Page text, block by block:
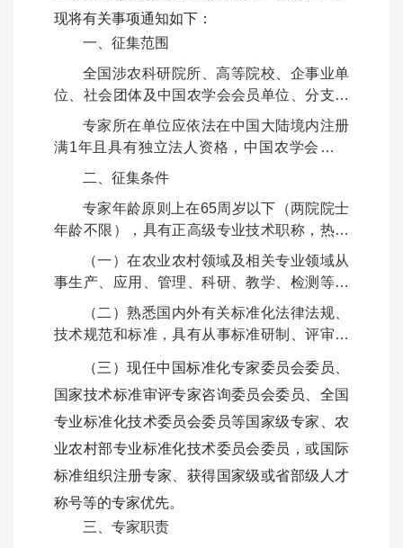
现将有关事项通知如下：
一、征集范围
全国涉农科研院所、高等院校、企事业单
位、社会团体及中国农学会会员单位、分支机
构等的专业人才，以及标准化领域的技术人
员、管理人员、研究人员。
专家所在单位应依法在中国大陆境内注册
满1年且具有独立法人资格，中国农学会分支
机构可通过其挂靠单位进行申报。
二、征集条件
专家年龄原则上在65周岁以下（两院院士
年龄不限），具有正高级专业技术职称，热心
标准化事业，能认真履行专家职责，具备承担
相应工作任务的身体条件和时间保障，无科研
件之一：
（一）在农业农村领域及相关专业领域从
事生产、应用、管理、科研、教学、检测等方
面工作，熟悉相关法律法规、产业政策、前沿
技术、应用发展前景及趋势，具有较丰富的管
理经验或较深厚的学术造诣；
（二）熟悉国内外有关标准化法律法规、
技术规范和标准，具有从事标准研制、评审或
（三）现任中国标准化专家委员会委员、
国家技术标准审评专家咨询委员会委员、全国
专业标准化技术委员会委员等国家级专家、农
业农村部专业标准化技术委员会委员，或国际
标准组织注册专家、获得国家级或省部级人才
称号等的专家优先。
三、专家职责